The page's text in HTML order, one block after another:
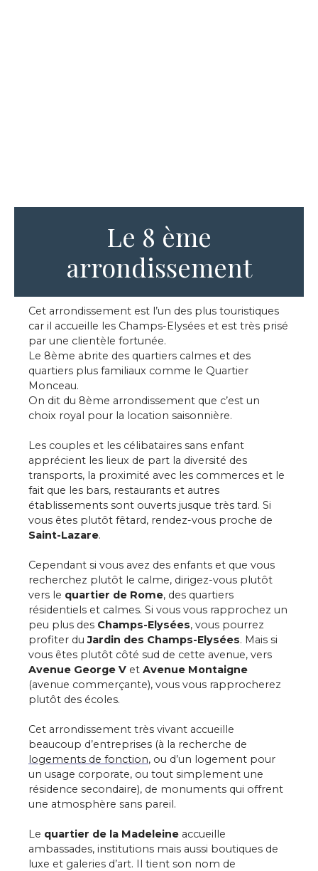
Le 8 ème
arrondissement
Cet arrondissement est l’un des plus touristiques
car il accueille les Champs-Elysées et est très prisé
par une clientèle fortunée.
Le 8ème abrite des quartiers calmes et des
quartiers plus familiaux comme le Quartier
Monceau.
On dit du 8ème arrondissement que c’est un
choix royal pour la location saisonnière.
Les couples et les célibataires sans enfant
apprécient les lieux de part la diversité des
transports, la proximité avec les commerces et le
fait que les bars, restaurants et autres
établissements sont ouverts jusque très tard. Si
vous êtes plutôt fêtard, rendez-vous proche de
Saint-Lazare.
Cependant si vous avez des enfants et que vous
recherchez plutôt le calme, dirigez-vous plutôt
vers le quartier de Rome, des quartiers
résidentiels et calmes. Si vous vous rapprochez un
peu plus des Champs-Elysées, vous pourrez
profiter duJardin des Champs-Elysées. Mais si
vous êtes plutôt côté sud de cette avenue, vers
Avenue George V et Avenue Montaigne
(avenue commerçante), vous vous rapprocherez
plutôt des écoles.
Cet arrondissement très vivant accueille
beaucoup d’entreprises (à la recherche de
logements de fonction, ou d’un logement pour
un usage corporate, ou tout simplement une
résidence secondaire), de monuments qui offrent
une atmosphère sans pareil.
Le quartier de la Madeleine accueille
ambassades, institutions mais aussi boutiques de
luxe et galeries d’art. Il tient son nom de